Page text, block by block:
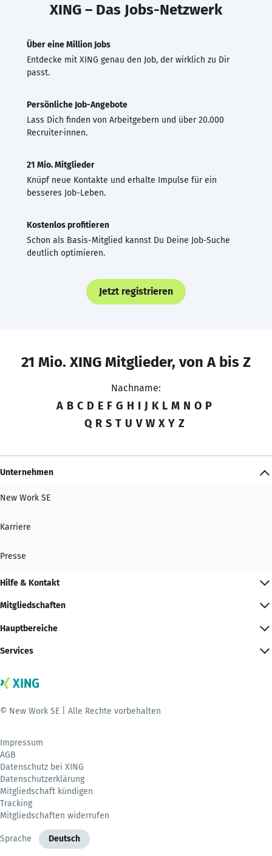
XING – Das Jobs-Netzwerk
Über eine Million Jobs
Entdecke mit XING genau den Job, der wirklich zu Dir
passt.
Persönliche Job-Angebote
Lass Dich finden von Arbeitgebern und über 20.000
Recruiter·innen.
21 Mio. Mitglieder
Knüpf neue Kontakte und erhalte Impulse für ein
besseres Job-Leben.
Kostenlos profitieren
Schon als Basis-Mitglied kannst Du Deine Job-Suche
deutlich optimieren.
Jetzt registrieren
21 Mio. XING Mitglieder, von A bis Z
Nachname:
A B C D E F G H I J K L M N O P
Q R S T U V W X Y Z
Unternehmen
New Work SE
Karriere
Presse
Hilfe & Kontakt
Mitgliedschaften
Hauptbereiche
Services
© New Work SE | Alle Rechte vorbehalten
Impressum
AGB
Datenschutz bei XING
Datenschutzerklärung
Mitgliedschaft kündigen
Tracking
Mitgliedschaften widerrufen
Sprache Deutsch